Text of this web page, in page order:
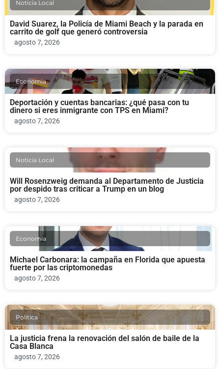
Noticia Local
David Suarez, la Policía de Miami Beach y la parada en
carrito de golf que generó controversia
agosto 7, 2026
Economia
Deportación y cuentas bancarias: ¿qué pasa con tu
dinero si eres inmigrante con TPS en Miami?
agosto 7, 2026
Noticia Local
Will Rosenzweig demanda al Departamento de Justicia
por despido tras criticar a Trump en un blog
agosto 7, 2026
Economia
Michael Carbonara: la campaña en Florida que apuesta
fuerte por las criptomonedas
agosto 7, 2026
Politica
La justicia frena la renovación del salón de baile de la
Casa Blanca
agosto 7, 2026